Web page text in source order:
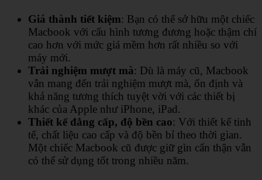
Giá thành tiết kiệm: Bạn có thể sở hữu một chiếc
Macbook với cấu hình tương đương hoặc thậm chí
cao hơn với mức giá mềm hơn rất nhiều so với
máy mới.
Trải nghiệm mượt mà: Dù là máy cũ, Macbook
vẫn mang đến trải nghiệm mượt mà, ổn định và
khả năng tương thích tuyệt vời với các thiết bị
khác của Apple như iPhone, iPad.
Thiết kế đẳng cấp, độ bền cao: Với thiết kế tinh
tế, chất liệu cao cấp và độ bền bỉ theo thời gian.
Một chiếc Macbook cũ được giữ gìn cẩn thận vẫn
có thể sử dụng tốt trong nhiều năm.